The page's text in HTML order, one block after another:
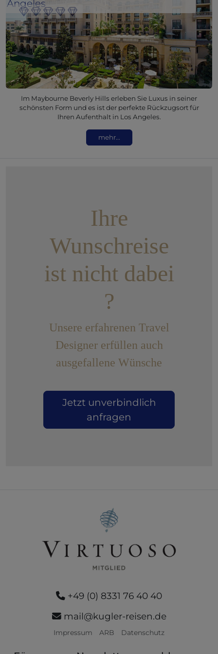
Angeles
Im Maybourne Beverly Hills erleben Sie Luxus in seiner
schönsten Form und es ist der perfekte Rückzugsort für
Ihren Aufenthalt in Los Angeles.
mehr...
Ihre
Wunschreise
ist nicht dabei
?
Unsere erfahrenen Travel
Designer erfüllen auch
ausgefallene Wünsche
Jetzt unverbindlich
anfragen
+49 (0) 8331 76 40 40
mail@kugler-reisen.de
Impressum ARB Datenschutz